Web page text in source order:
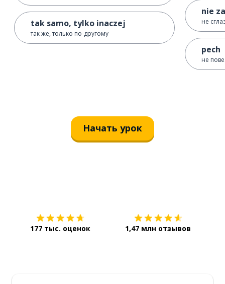
tak samo, tylko inaczej
так же, только по-другому
nie
не
pech
не
Начать урок
177 тыс. оценок 1,47 млн отзывов